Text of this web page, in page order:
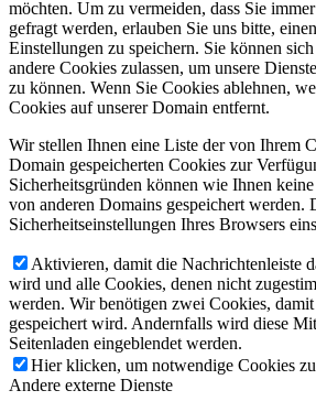
möchten. Um zu vermeiden, dass Sie
gefragt werden, erlauben Sie uns bitte,
Einstellungen zu speichern. Sie können
andere Cookies zulassen, um unsere
zu können. Wenn Sie Cookies ablehnen,
Cookies auf unserer Domain entfernt.
Wir stellen Ihnen eine Liste der von Ihrem
Domain gespeicherten Cookies zur
Sicherheitsgründen können wie Ihnen
von anderen Domains gespeichert werden.
Sicherheitseinstellungen Ihres Browsers
Aktivieren, damit die Nachrichtenleiste
wird und alle Cookies, denen nicht
werden. Wir benötigen zwei Cookies,
gespeichert wird. Andernfalls wird diese
Seitenladen eingeblendet werden.
Hier klicken, um notwendige Cookies
Andere externe Dienste